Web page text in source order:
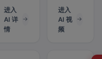
进入
AI 详
情
进入
AI 视
频